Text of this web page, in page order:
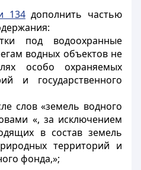
134дополнить частью
под водоохранные
водных объектов не
особо охраняемых
и государственного
слов «земель водного
«, за исключением
в состав земель
территорий и
фонда,»;